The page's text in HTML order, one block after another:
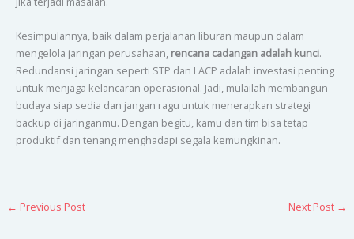
Kesimpulannya, baik dalam perjalanan liburan maupun dalam
mengelola jaringan perusahaan, rencana cadangan adalah kunci.
Redundansi jaringan seperti STP dan LACP adalah investasi penting
untuk menjaga kelancaran operasional. Jadi, mulailah membangun
budaya siap sedia dan jangan ragu untuk menerapkan strategi
backup di jaringanmu. Dengan begitu, kamu dan tim bisa tetap
produktif dan tenang menghadapi segala kemungkinan.
← Previous Post Next Post →